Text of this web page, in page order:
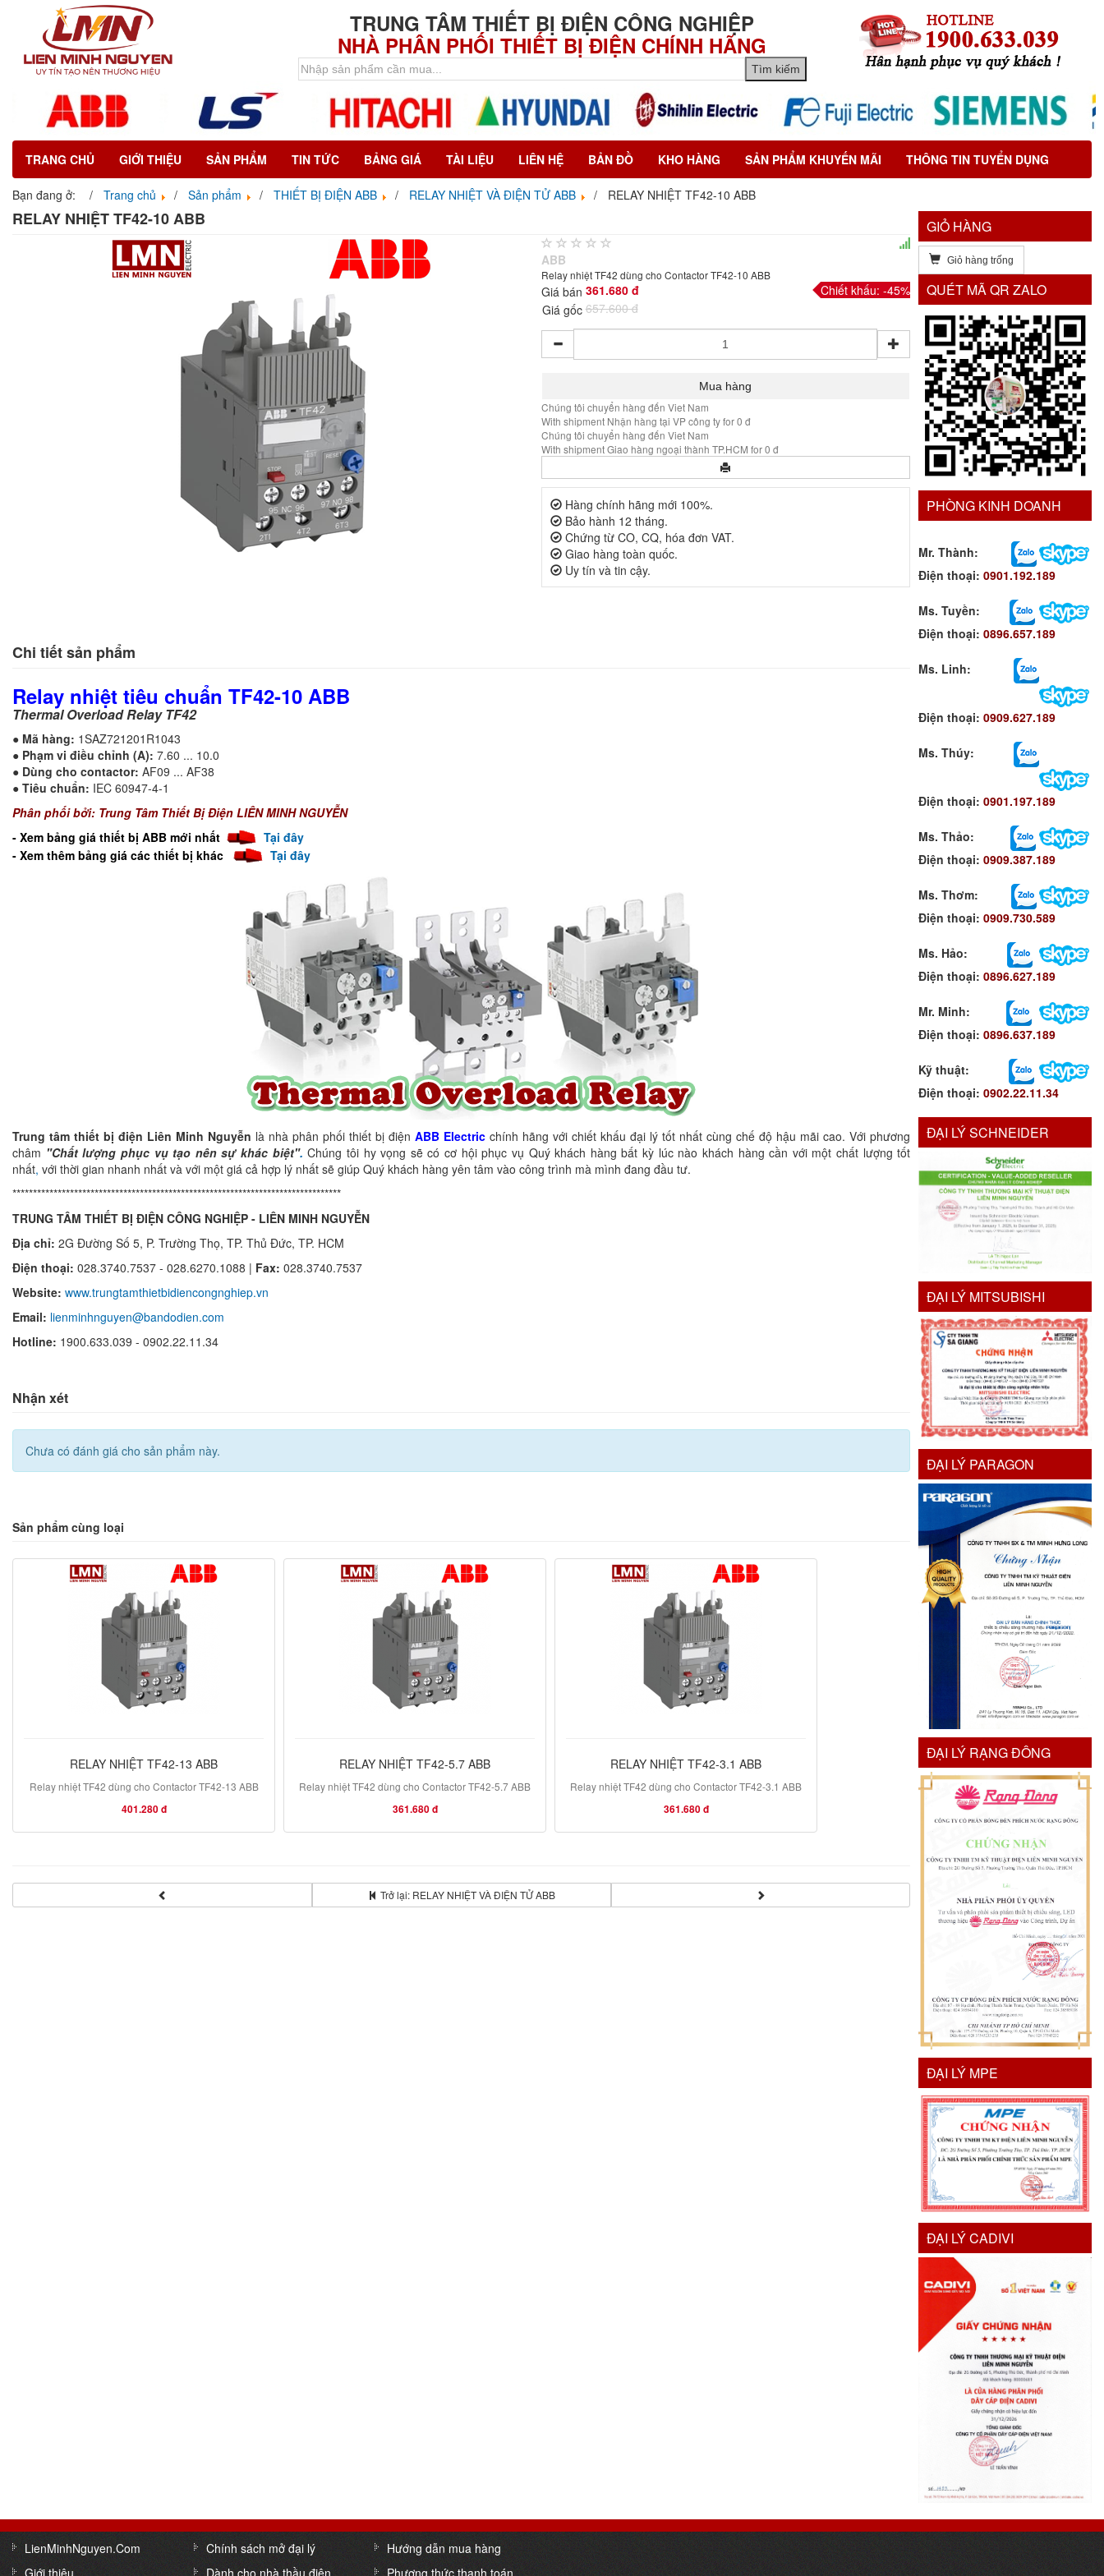
TRUNG TÂM THIẾT BỊ ĐIỆN CÔNG NGHIỆP
NHÀ PHÂN PHỐI THIẾT BỊ ĐIỆN CHÍNH HÃNG
TRANG CHỦ GIỚI THIỆU SẢN PHẨM TIN TỨC BẢNG GIÁ TÀI LIỆU LIÊN HỆ BẢN ĐỒ KHO HÀNG SẢN PHẨM KHUYẾN MÃI THÔNG TIN TUYỂN DỤNG
Bạn đang ở: Trang chủ Sản phẩm THIẾT BỊ ĐIỆN ABB RELAY NHIỆT VÀ ĐIỆN TỬ ABB RELAY NHIỆT TF42-10 ABB
RELAY NHIỆT TF42-10 ABB
ABB
Relay nhiệt TF42 dùng cho Contactor TF42-10 ABB
Giá bán 361.680 đ
Giá gốc 657.600 đ
Chiết khấu: -45%
Chúng tôi chuyển hàng đến Viet Nam
With shipment Nhận hàng tại VP công ty for 0 đ
Chúng tôi chuyển hàng đến Viet Nam
With shipment Giao hàng ngoại thành TP.HCM for 0 đ
Hàng chính hãng mới 100%.
Bảo hành 12 tháng.
Chứng từ CO, CQ, hóa đơn VAT.
Giao hàng toàn quốc.
Uy tín và tin cậy.
Chi tiết sản phẩm
Relay nhiệt tiêu chuẩn TF42-10 ABB
Thermal Overload Relay TF42
● Mã hàng: 1SAZ721201R1043
● Phạm vi điều chỉnh (A): 7.60 ... 10.0
● Dùng cho contactor: AF09 ... AF38
● Tiêu chuẩn: IEC 60947-4-1
Phân phối bởi: Trung Tâm Thiết Bị Điện LIÊN MINH NGUYỄN
- Xem bảng giá thiết bị ABB mới nhất
Tại đây
- Xem thêm bảng giá các thiết bị khác
Tại đây
Trung tâm thiết bị điện Liên Minh Nguyễn là nhà phân phối thiết bị điệnABB Electric chính hãng với chiết khấu đại lý tốt nhất cùng chế độ hậu mãi cao. Với phương
châm "Chất lượng phục vụ tạo nên sự khác biệt". Chúng tôi hy vọng sẽ có cơ hội phục vụ Quý khách hàng bất kỳ lúc nào khách hàng cần với một chất lượng tốt
nhất, với thời gian nhanh nhất và với một giá cả hợp lý nhất sẽ giúp Quý khách hàng yên tâm vào công trình mà mình đang đầu tư.
********************************************************************************
TRUNG TÂM THIẾT BỊ ĐIỆN CÔNG NGHIỆP - LIÊN MINH NGUYỄN
Địa chỉ: 2G Đường Số 5, P. Trường Thọ, TP. Thủ Đức, TP. HCM
Điện thoại: 028.3740.7537 - 028.6270.1088 | Fax: 028.3740.7537
Website: www.trungtamthietbidiencongnghiep.vn
Email: lienminhnguyen@bandodien.com
Hotline: 1900.633.039 - 0902.22.11.34
Nhận xét
Chưa có đánh giá cho sản phẩm này.
Sản phẩm cùng loại
RELAY NHIỆT TF42-13 ABB
Relay nhiệt TF42 dùng cho Contactor TF42-13 ABB
401.280 đ
RELAY NHIỆT TF42-5.7 ABB
Relay nhiệt TF42 dùng cho Contactor TF42-5.7 ABB
361.680 đ
RELAY NHIỆT TF42-3.1 ABB
Relay nhiệt TF42 dùng cho Contactor TF42-3.1 ABB
361.680 đ
Trở lại: RELAY NHIỆT VÀ ĐIỆN TỬ ABB
GIỎ HÀNG
Giỏ hàng trống
QUÉT MÃ QR ZALO
PHÒNG KINH DOANH
Mr. Thành:
Điện thoại:0901.192.189
Ms. Tuyền:
Điện thoại:0896.657.189
Ms. Linh:
Điện thoại: 0909.627.189
Ms. Thúy:
Điện thoại:0901.197.189
Ms. Thảo:
Điện thoại:0909.387.189
Ms. Thơm:
Điện thoại:0909.730.589
Ms. Hảo:
Điện thoại:0896.627.189
Mr. Minh:
Điện thoại:0896.637.189
Kỹ thuật:
Điện thoại:0902.22.11.34
ĐẠI LÝ SCHNEIDER
ĐẠI LÝ MITSUBISHI
ĐẠI LÝ PARAGON
ĐẠI LÝ RẠNG ĐÔNG
ĐẠI LÝ MPE
ĐẠI LÝ CADIVI
LienMinhNguyen.Com
Chính sách mở đại lý
Hướng dẫn mua hàng